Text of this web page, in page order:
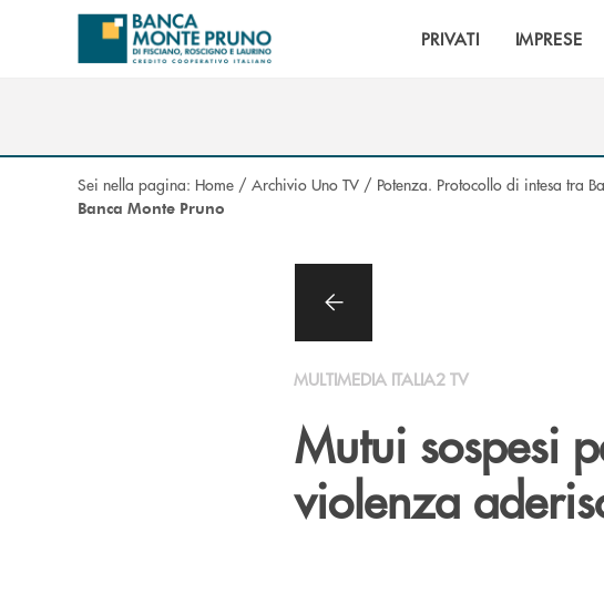
Salta al contenuto principale
PRIVATI IMPRESE
Sei nella pagina: Home / Archivio Uno TV / Potenza. Protocollo di intesa tra
Banca Monte Pruno
MULTIMEDIA ITALIA2 TV
Mutui sospesi
violenza